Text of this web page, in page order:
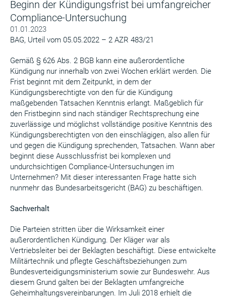
Beginn der Kündigungsfrist bei umfangreicher
Compliance-Untersuchung
01.01.2023
BAG, Urteil vom 05.05.2022 – 2 AZR 483/21
Gemäß § 626 Abs. 2 BGB kann eine außerordentliche
Kündigung nur innerhalb von zwei Wochen erklärt werden. Die
Frist beginnt mit dem Zeitpunkt, in dem der
Kündigungsberechtigte von den für die Kündigung
maßgebenden Tatsachen Kenntnis erlangt. Maßgeblich für
den Fristbeginn sind nach ständiger Rechtsprechung eine
zuverlässige und möglichst vollständige positive Kenntnis des
Kündigungsberechtigten von den einschlägigen, also allen für
und gegen die Kündigung sprechenden, Tatsachen. Wann aber
beginnt diese Ausschlussfrist bei komplexen und
undurchsichtigen Compliance-Untersuchungen im
Unternehmen? Mit dieser interessanten Frage hatte sich
nunmehr das Bundesarbeitsgericht (BAG) zu beschäftigen.
Sachverhalt
Die Parteien stritten über die Wirksamkeit einer
außerordentlichen Kündigung. Der Kläger war als
Vertriebsleiter bei der Beklagten beschäftigt. Diese entwickelte
Militärtechnik und pflegte Geschäftsbeziehungen zum
Bundesverteidigungsministerium sowie zur Bundeswehr. Aus
diesem Grund galten bei der Beklagten umfangreiche
Geheimhaltungsvereinbarungen. Im Juli 2018 erhielt die